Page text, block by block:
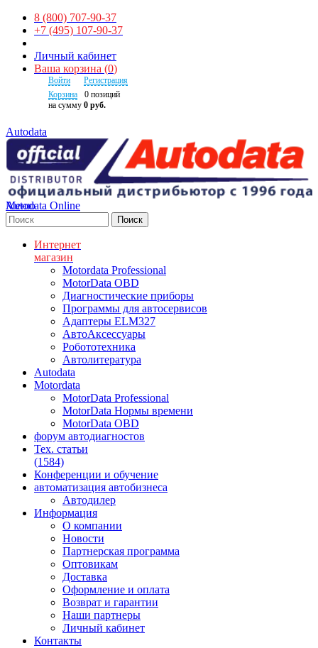
8 (800) 707-90-37
+7 (495) 107-90-37
Личный кабинет
Ваша корзина (0)
Войти
Регистрация
Корзина
0 позиций
на сумму 0 руб.
Autodata
Autodata Online
Меню
Поиск
Интернет
магазин
Motordata Professional
MotorData OBD
Диагностические приборы
Программы для автосервисов
Адаптеры ELM327
АвтоАксессуары
Робототехника
Автолитература
Autodata
Motordata
MotorData Professional
MotorData Нормы времени
MotorData OBD
форум автодиагностов
Тех. статьи
(1584)
Конференции и обучение
автоматизация автобизнеса
Автодилер
Информация
О компании
Новости
Партнерская программа
Оптовикам
Доставка
Оформление и оплата
Возврат и гарантии
Наши партнеры
Личный кабинет
Контакты